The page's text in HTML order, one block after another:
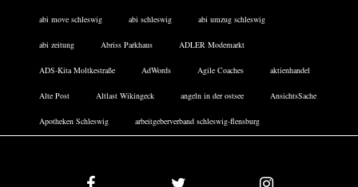
abi move schleswig abi schleswig abi umzug schleswig
abi zeitung Abriss Parkhaus ADLER Modemarkt
ADS-Kita Moltkestraße AdWords Agile Coaches aktienhandel
Alte Post Altlast Wikingeck angeln in der ostsee AnsichtsSache
Apotheken Schleswig arbeitgeberverband schleswig-flensburg